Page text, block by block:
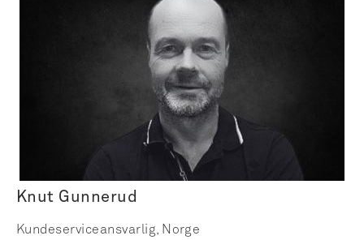
Knut Gunnerud
Kundeserviceansvarlig, Norge